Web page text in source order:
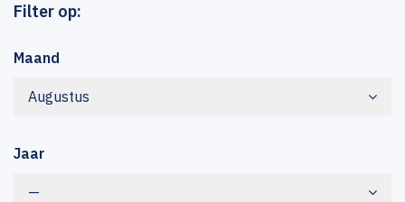
Filter op:
Maand
Augustus
Jaar
—